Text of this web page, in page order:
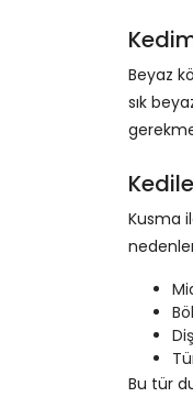
Beyaz
sık
Kusma
nedenler
Bu tür